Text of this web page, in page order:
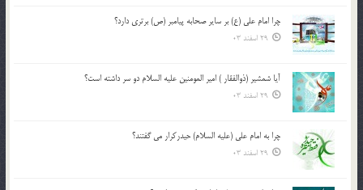
چرا امام علی (ع) بر سایر صحابه پیامبر (ص) برتری دارد؟
29 اسفند 03
آیا شمشیر (ذوالفقار ) امیر المومنین علیه السلام دو سر داشته است؟
29 اسفند 03
چرا به امام علی (علیه السلام) حیدرکرار می گفتند؟
29 اسفند 03